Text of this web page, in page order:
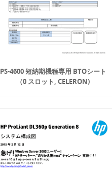
PS-4600 短納期機種専用 BTOシート
（0 スロット, CELERON)